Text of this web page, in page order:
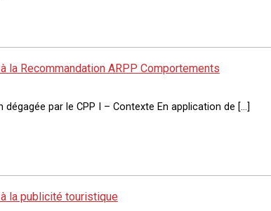
Recommandation ARPP Comportements
par le CPP I – Contexte En application de […]
la publicité touristique